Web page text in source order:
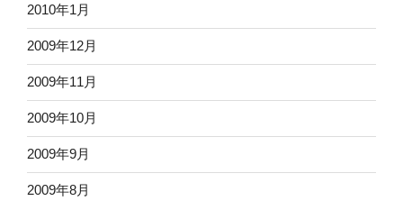
2010年1月
2009年12月
2009年11月
2009年10月
2009年9月
2009年8月